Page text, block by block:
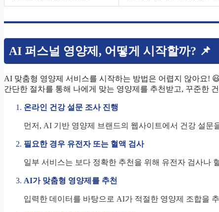
AI 퍼스널 영양제, 어떻게 시작할까? 📌
AI 맞춤형 영양제 서비스를 시작하는 방법은 어렵지 않아요!
간단한 절차를 통해 나에게 맞는 영양제를 추천받고, 꾸준한
온라인 건강 설문 조사 진행
먼저, AI 기반 영양제 브랜드의 웹사이트에서 건강 설문
필요한 경우 유전자 또는 혈액 검사
일부 서비스는 보다 정확한 추천을 위해 유전자 검사나
AI가 맞춤형 영양제를 추천
입력한 데이터를 바탕으로 AI가 적절한 영양제 조합을